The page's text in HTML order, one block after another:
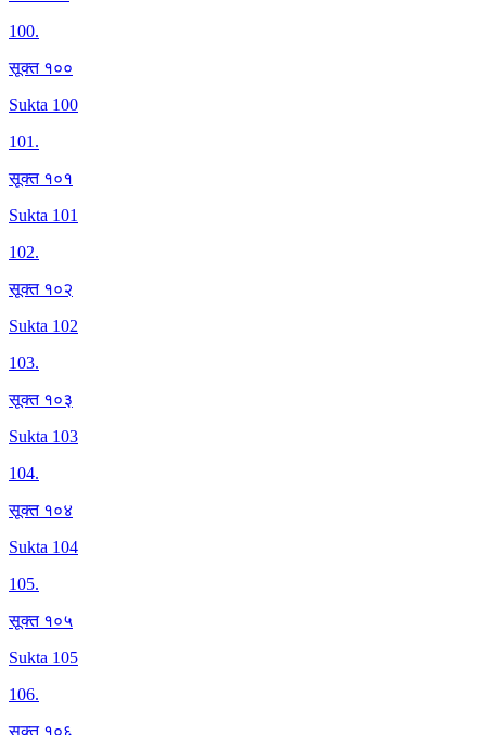
100.
सूक्त १००
Sukta 100
101.
सूक्त १०१
Sukta 101
102.
सूक्त १०२
Sukta 102
103.
सूक्त १०३
Sukta 103
104.
सूक्त १०४
Sukta 104
105.
सूक्त १०५
Sukta 105
106.